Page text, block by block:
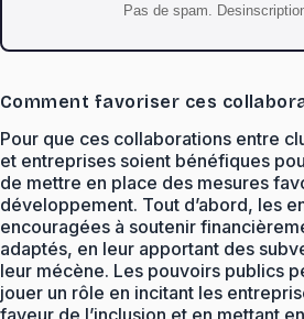
Pas de spam.
Comment favoriser ces
Pour que ces collaborations entre
et entreprises soient bénéfiques
de mettre en place des mesures
développement. Tout d’abord, les
encouragées à soutenir
adaptés, en leur apportant des
leur mécène. Les pouvoirs publics
jouer un rôle en incitant les